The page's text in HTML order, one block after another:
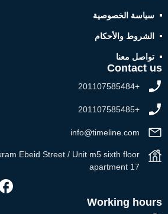
سياسة الخصوصية
الشروط والأحكام
تواصل معنا
Contact us
+201107585484
+201107585485
info@timeline.com
Ebeid Street / Unit m5 sixth floor
apartment 17
Working hours